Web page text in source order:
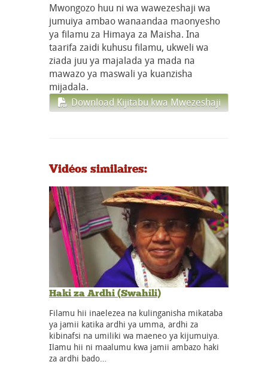
Mwongozo huu ni wa wawezeshaji wa
jumuiya ambao wanaandaa maonyesho
ya filamu za Himaya za Maisha. Ina
taarifa zaidi kuhusu filamu, ukweli wa
ziada juu ya majalada ya mada na
mawazo ya maswali ya kuanzisha
mijadala.
Download Kijitabu kwa Mwezeshaji
Vidéos similaires:
Haki za Ardhi (Swahili)
Filamu hii inaelezea na kulinganisha mikataba
ya jamii katika ardhi ya umma, ardhi za
kibinafsi na umiliki wa maeneo ya kijumuiya.
Ilamu hii ni maalumu kwa jamii ambazo haki
za ardhi bado…